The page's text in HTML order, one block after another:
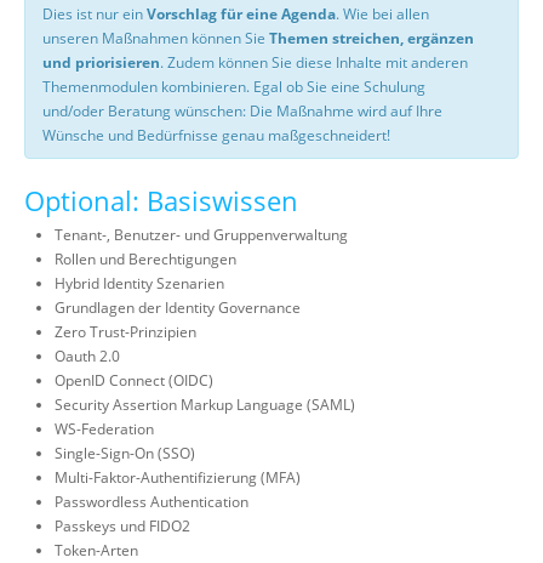
Dies ist nur einVorschlag für eine Agenda. Wie bei allen
unseren Maßnahmen können Sie Themen streichen, ergänzen
und priorisieren. Zudem können Sie diese Inhalte mit anderen
Themenmodulen kombinieren. Egal ob Sie eine Schulung
und/oder Beratung wünschen: Die Maßnahme wird auf Ihre
Wünsche und Bedürfnisse genau maßgeschneidert!
Optional: Basiswissen
Tenant-, Benutzer- und Gruppenverwaltung
Rollen und Berechtigungen
Hybrid Identity Szenarien
Grundlagen der Identity Governance
Zero Trust-Prinzipien
Oauth 2.0
OpenID Connect (OIDC)
Security Assertion Markup Language (SAML)
WS-Federation
Single-Sign-On (SSO)
Multi-Faktor-Authentifizierung (MFA)
Passwordless Authentication
Passkeys und FIDO2
Token-Arten